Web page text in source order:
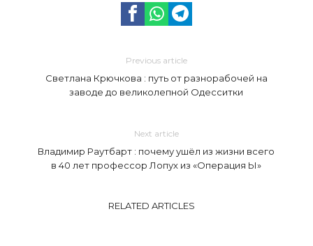
Previous article
Светлана Крючкова : путь от разнорабочей на
заводе до великолепной Одесситки
Next article
Владимир Раутбарт : почему ушёл из жизни всего
в 40 лет профессор Лопух из «Операция Ы»
RELATED ARTICLES